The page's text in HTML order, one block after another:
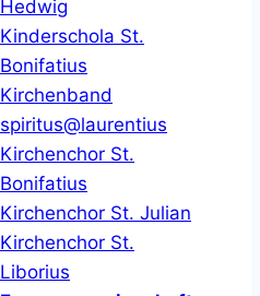
Hedwig
Kinderschola St.
Bonifatius
Kirchenband
spiritus@laurentius
Kirchenchor St.
Bonifatius
Kirchenchor St. Julian
Kirchenchor St.
Liborius